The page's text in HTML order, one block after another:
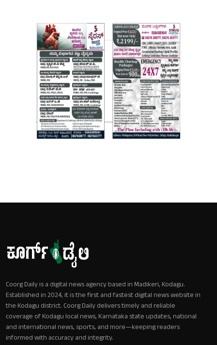
Coorg Daily is a digital news agency based in Madikeri, Kodagu.
Established in 2024, it is the first and fastest digital news website in
the Kodagu district. Coorg Daily delivers timely and reliable
coverage of Kodagu local news, Karnataka state updates, national
and international news, sports, and more—keeping readers
informed with accuracy and integrity.